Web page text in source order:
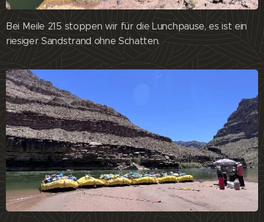
Bei Meile 215 stoppen wir für die Lunchpause, es ist ein
riesiger Sandstrand ohne Schatten.